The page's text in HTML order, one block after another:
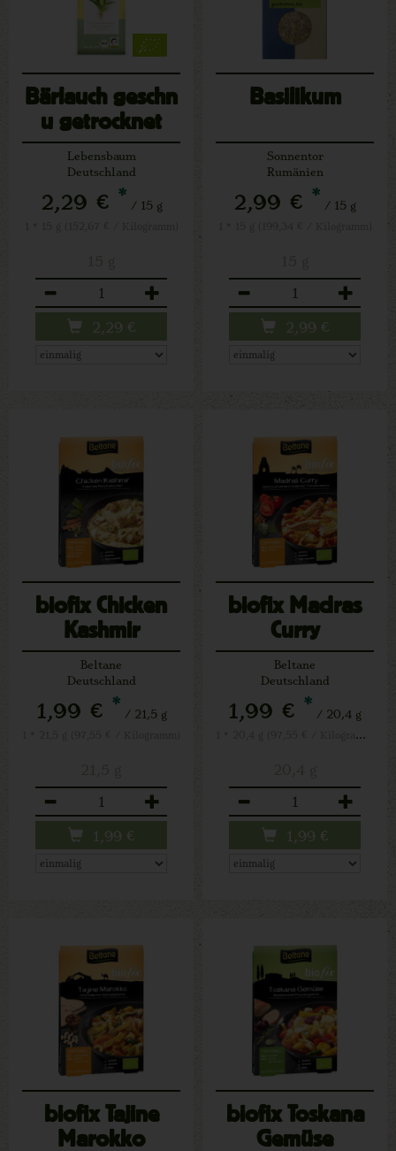
Bärlauch geschn
u getrocknet
Lebensbaum
Deutschland
2,29 € * / 15 g
2,29 €
Basilikum
Sonnentor
Rumänien
2,99 € * / 15 g
2,99 €
biofix Chicken
Kashmir
Beltane
Deutschland
1,99 € * / 21,5 g
1,99 €
biofix Madras
Curry
Beltane
Deutschland
1,99 € * / 20,4 g
1 * 20,4 g (97,55 € / Kilogramm)
1,99 €
biofix Tajine
Marokko
biofix Toskana
Gemüse